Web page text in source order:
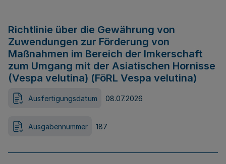
Richtlinie über die Gewährung von
Zuwendungen zur Förderung von
Maßnahmen im Bereich der Imkerschaft
zum Umgang mit der Asiatischen Hornisse
(Vespa velutina) (FöRL Vespa velutina)
Ausfertigungsdatum 08.07.2026
Ausgabennummer 187